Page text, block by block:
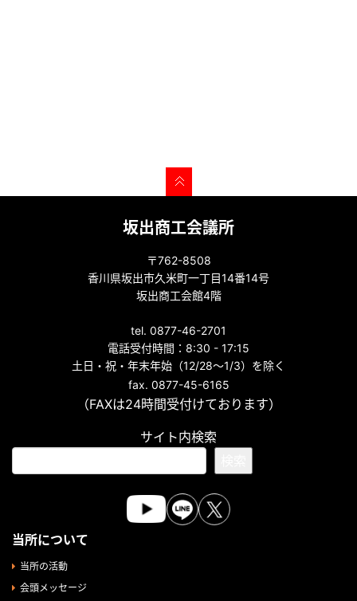
坂出商工会議所
〒762-8508
香川県坂出市久米町一丁目14番14号
坂出商工会館4階
tel. 0877-46-2701
電話受付時間：8:30 - 17:15
土日・祝・年末年始（12/28～1/3）を除く
fax. 0877-45-6165
（FAXは24時間受付けております）
サイト内検索
当所について
当所の活動
会頭メッセージ